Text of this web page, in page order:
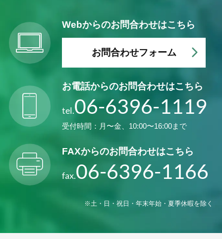
Webからのお問合わせはこちら
お問合わせフォーム
お電話からのお問合わせはこちら
tel.06-6396-1119
受付時間：月〜金、10:00〜16:00まで
FAXからのお問合わせはこちら
fax.06-6396-1166
※土・日・祝日・年末年始・夏季休暇を除く